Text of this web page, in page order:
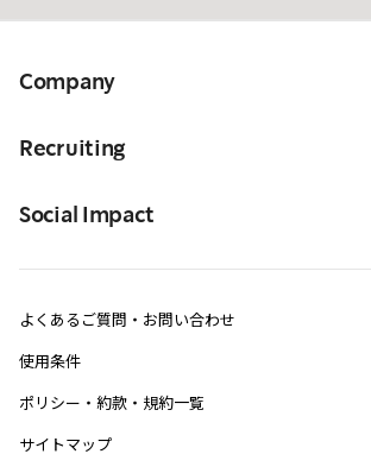
Company
Recruiting
Social Impact
よくあるご質問・お問い合わせ
使用条件
ポリシー・約款・規約一覧
サイトマップ